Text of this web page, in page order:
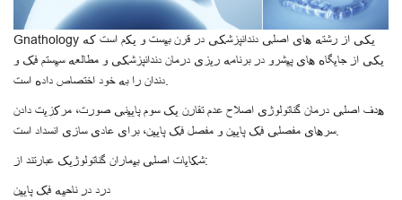
یکی از جایگاه های پیشرو در برنامه ریزی درمان دندانپزشکی و مطالعه سیستم فک و
دندان را به خود اختصاص داده است.
هدف اصلی درمان گناتولوژی اصلاح عدم تقارن یک سوم پایینی صورت، مرکزیت دادن
سرهای مفصلی فک پایین و مفصل فک پایین، برای عادی سازی انسداد است.
شکایات اصلی بیماران گناتولوژیک عبارتند از:
درد در ناحیه فک پایین